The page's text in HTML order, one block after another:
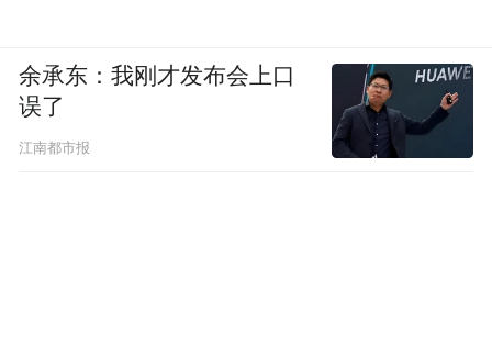
余承东：我刚才发布会上口
误了
江南都市报